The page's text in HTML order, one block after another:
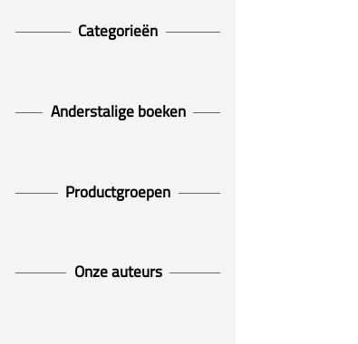
Categorieën
Anderstalige boeken
Productgroepen
Onze auteurs